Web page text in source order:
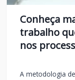
Conheça
trabalho
nos
A metodologia